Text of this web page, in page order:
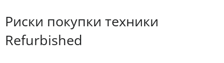
Риски покупки техники
Refurbished